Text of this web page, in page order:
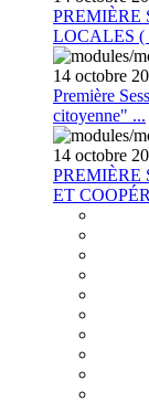
PREMIÈRE
LOCALES (
14 octobre
Première
citoyenne" ...
14 octobre
PREMIÈRE
ET